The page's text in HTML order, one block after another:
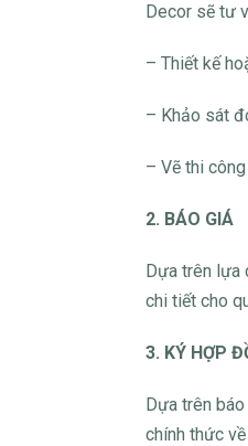
Decor sẽ tư
– Thiết kế
– Khảo sát
– Vẽ thi
2. BÁO GIÁ
Dựa trên lựa
chi tiết cho
3. KÝ HỢP
Dựa trên
chính thức